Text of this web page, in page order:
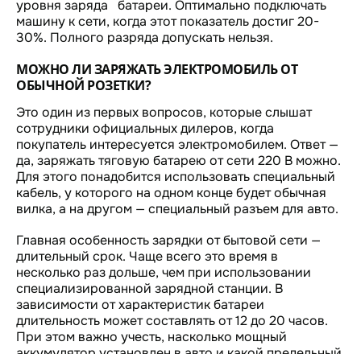
уровня заряда батареи. Оптимально подключать
машину к сети, когда этот показатель достиг 20-
30%. Полного разряда допускать нельзя.
МОЖНО ЛИ ЗАРЯЖАТЬ ЭЛЕКТРОМОБИЛЬ ОТ
ОБЫЧНОЙ РОЗЕТКИ?
Это один из первых вопросов, которые слышат
сотрудники официальных дилеров, когда
покупатель интересуется электромобилем. Ответ —
да, заряжать тяговую батарею от сети 220 В можно.
Для этого понадобится использовать специальный
кабель, у которого на одном конце будет обычная
вилка, а на другом — специальный разъем для авто.
Главная особенность зарядки от бытовой сети —
длительный срок. Чаще всего это время в
несколько раз дольше, чем при использовании
специализированной зарядной станции. В
зависимости от характеристик батареи
длительность может составлять от 12 до 20 часов.
При этом важно учесть, насколько мощный